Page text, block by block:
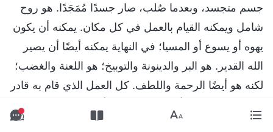
جسم متجسد، وبعدما صُلب، صار جسدًا مُمَجَدًا. هو روح
شامل ويمكنه القيام بالعمل في كل مكان. يمكنه أن يكون
يهوه أو يسوع أو المسيا؛ في النهاية يمكنه أيضًا أن يصير
الله القدير. هو البر والدينونة والتوبيخ؛ هو اللعنة والغضب؛
لكنه هو أيضًا الرحمة واللطف. كل العمل الذي قام به قادر
إن كنتَ لا تستطيع حقًا أن تشرح فينبغي ألا تتوصل إلى